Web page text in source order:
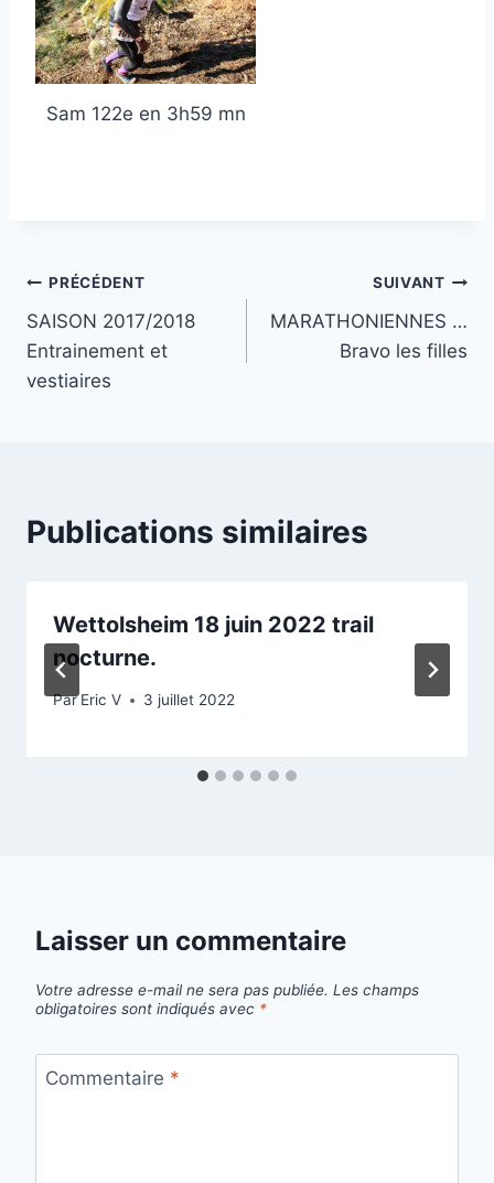
Sam 122e en 3h59 mn
Navigation
de
l’article
PRÉCÉDENT
SAISON 2017/2018
Entrainement et
vestiaires
SUIVANT
MARATHONIENNES …
Bravo les filles
Publications similaires
Wettolsheim 18 juin 2022 trail
nocturne.
Par Eric V 3 juillet 2022
Laisser un commentaire
Votre adresse e-mail ne sera pas publiée. Les champs
obligatoires sont indiqués avec *
Commentaire *